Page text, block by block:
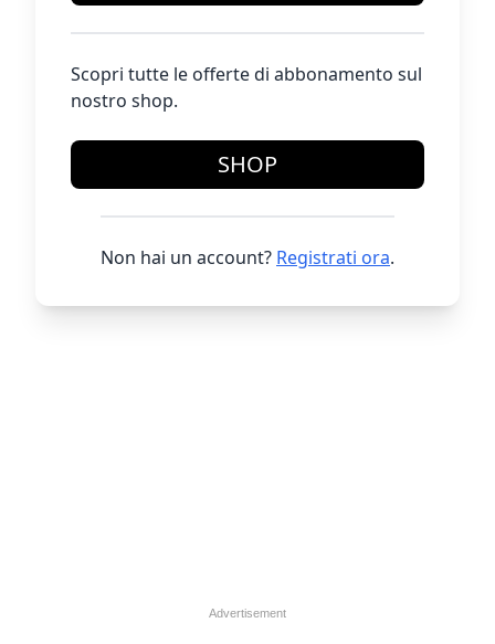
Scopri tutte le offerte di abbonamento sul
nostro shop.
SHOP
Non hai un account? Registrati ora.